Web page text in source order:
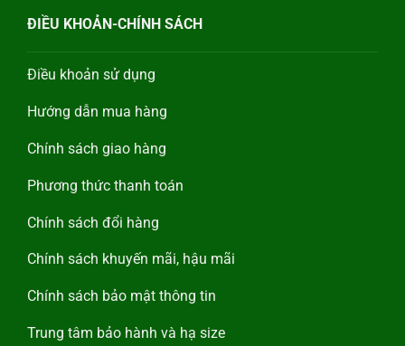
ĐIỀU KHOẢN-CHÍNH SÁCH
Điều khoản sử dụng
Hướng dẫn mua hàng
Chính sách giao hàng
Phương thức thanh toán
Chính sách đổi hàng
Chính sách khuyến mãi, hậu mãi
Chính sách bảo mật thông tin
Trung tâm bảo hành và hạ size